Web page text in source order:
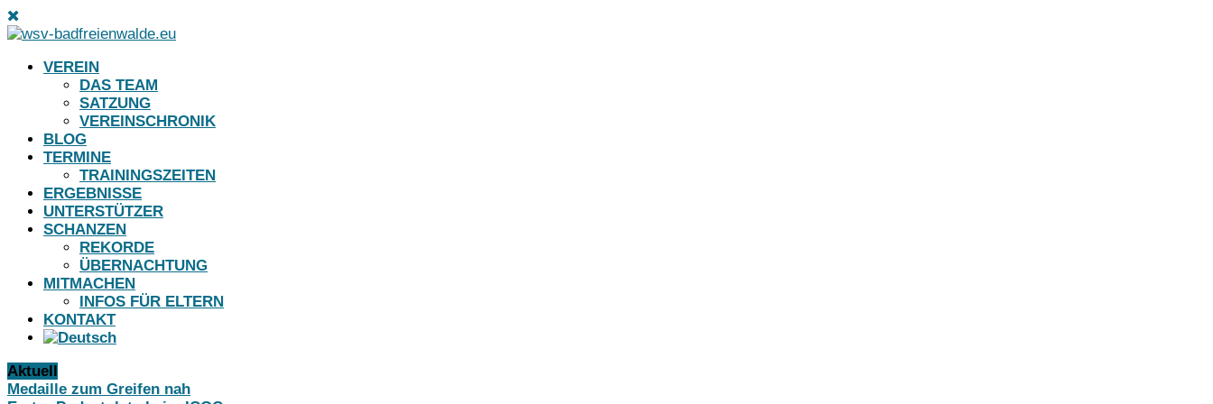
VEREIN
DAS TEAM
SATZUNG
VEREINSCHRONIK
BLOG
TERMINE
TRAININGSZEITEN
ERGEBNISSE
UNTERSTÜTZER
SCHANZEN
REKORDE
ÜBERNACHTUNG
MITMACHEN
INFOS FÜR ELTERN
KONTAKT
Aktuell
Medaille zum Greifen nah